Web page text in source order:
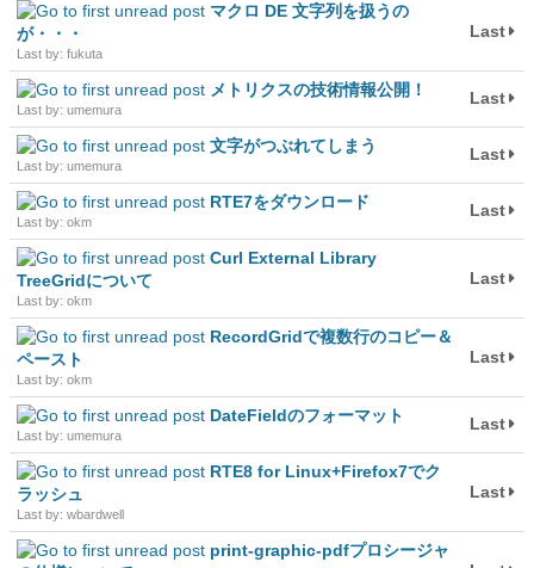
マクロ DE 文字列を扱うの
が・・・
Last by: fukuta
Last
メトリクスの技術情報公開！
Last by: umemura
Last
文字がつぶれてしまう
Last by: umemura
Last
RTE7をダウンロード
Last by: okm
Last
Curl External Library
TreeGridについて
Last by: okm
Last
RecordGridで複数行のコピー＆
ペースト
Last by: okm
Last
DateFieldのフォーマット
Last by: umemura
Last
RTE8 for Linux+Firefox7でク
ラッシュ
Last by: wbardwell
Last
print-graphic-pdfプロシージャ